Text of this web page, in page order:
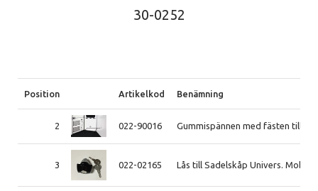
30-0252
Position Artikelkod Benämning
2 022-90016 Gummispännen med fästen till
3 022-02165 Lås till Sadelskåp Univers. Mobilt